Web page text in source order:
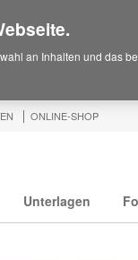
ONLINE-SHOP
Unterlagen
an Inhalten und das